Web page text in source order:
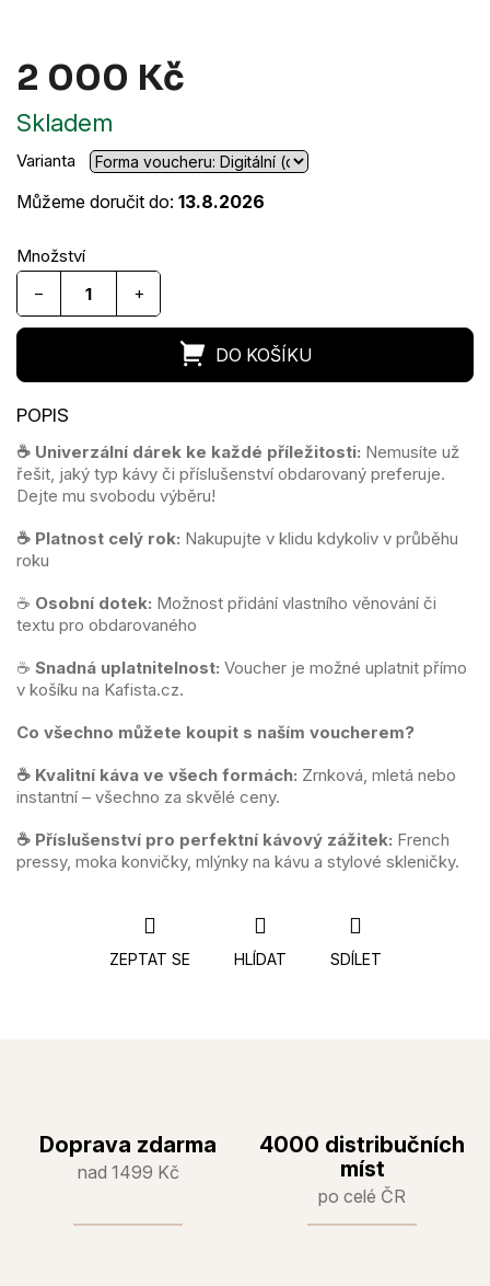
2 000 Kč
Skladem
Varianta
Můžeme doručit do: 13.8.2026
+
−
☕ Univerzální dárek ke každé příležitosti: Nemusíte už
řešit, jaký typ kávy či příslušenství obdarovaný preferuje.
Dejte mu svobodu výběru!
☕ Platnost celý rok: Nakupujte v klidu kdykoliv v průběhu
roku
☕ Osobní dotek: Možnost přidání vlastního věnování či
textu pro obdarovaného
☕ Snadná uplatnitelnost: Voucher je možné uplatnit přímo
v košíku na Kafista.cz.
Co všechno můžete koupit s naším voucherem?
☕ Kvalitní káva ve všech formách: Zrnková, mletá nebo
instantní – všechno za skvělé ceny.
☕ Příslušenství pro perfektní kávový zážitek: French
pressy, moka konvičky, mlýnky na kávu a stylové skleničky.
ZEPTAT SE HLÍDAT SDÍLET
Doprava zdarma
nad 1499 Kč
4000 distribučních
míst
po celé ČR